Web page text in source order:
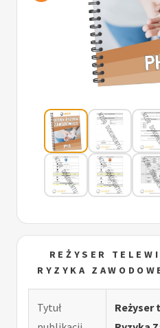
REŻYSER
RYZYKA
Tytuł
Reżyser